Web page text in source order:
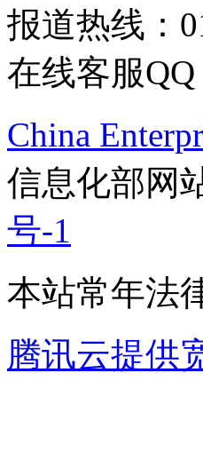
报道热线：
在线客服QQ
China
信息化部网
号-1
本站常年法
腾讯云提供